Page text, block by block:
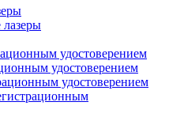
удостоверением
удостоверением
удостоверением